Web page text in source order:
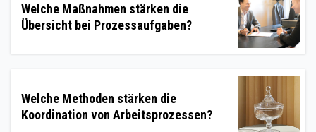
Welche Maßnahmen stärken die
Übersicht bei Prozessaufgaben?
Welche Methoden stärken die
Koordination von Arbeitsprozessen?